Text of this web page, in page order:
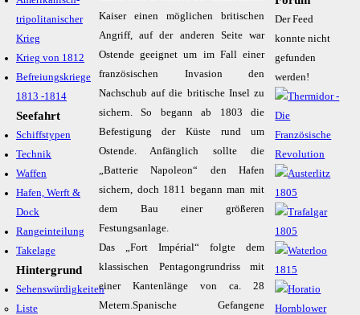
tripolitanischer
Krieg
Krieg von 1812
Befreiungskriege
1813 -1814
Seefahrt
Schiffstypen
Technik
Waffen
Hafen, Werft &
Dock
Rangeinteilung
Takelage
Hintergrund
Sehenswürdigkeiten
Liste
Kaiser einen möglichen britischen
Angriff, auf der anderen Seite war
Ostende geeignet um im Fall einer
französischen Invasion den
Nachschub auf die britische Insel zu
sichern. So begann ab 1803 die
Befestigung der Küste rund um
Ostende. Anfänglich sollte die
„Batterie Napoleon“ den Hafen
sichern, doch 1811 begann man mit
dem Bau einer größeren
Festungsanlage.
Das „Fort Impérial“ folgte dem
klassischen Pentagongrundriss mit
einer Kantenlänge von ca. 28
Metern.Spanische Gefangene
Der Feed
konnte nicht
gefunden
werden!